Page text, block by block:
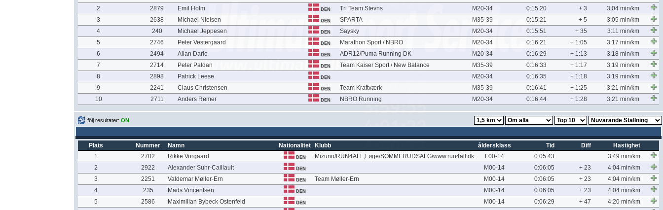
2 2879 Emil Holm DEN Tri Team Stevns M20-34 0:15:20 + 3
3:04 min/km
3
2638 Michael Nielsen DEN SPARTA M35-39 0:15:21 + 5
3:05 min/km
4
240 Michael Jeppesen DEN Saysky M20-34 0:15:51 + 35
3:11 min/km
5
2746 Peter Vestergaard DEN Marathon Sport / NBRO M20-34 0:16:21 + 1:05
3:17 min/km
6
2494 Allan Dario DEN ADR12/Puma Running DK M20-34 0:16:29 + 1:13
3:18 min/km
7
2714 Peter Paldan DEN Team Kaiser Sport / New Balance M35-39 0:16:33 + 1:17
3:19 min/km
8
2898 Patrick Leese DEN M20-34 0:16:35 + 1:18
3:19 min/km
9
2241 Claus Christensen DEN Team Kraftværk M35-39 0:16:41 + 1:25
3:21 min/km
10
2711 Anders Rømer DEN NBRO Running M20-34 0:16:44 + 1:28 3:21 min/km
följ resultater: ON
Plats Nummer Namn Nationalitet Klubb åldersklass Tid Diff
Hastighet
1
2702 Rikke Vorgaard DEN Mizuno/RUN4ALL,Løge/SOMMERUDSALG/www.run4all.dk F00-14 0:05:43
3:49 min/km
2
2922 Alexander Suhr-Caillault DEN M00-14 0:06:05 + 23
4:04 min/km
3
2251 Valdemar Møller-Ern DEN Team Møller-Ern M00-14 0:06:05 + 23
4:04 min/km
4
235 Mads Vincentsen DEN M00-14 0:06:05 + 23
4:04 min/km
5
2586 Maximilian Bybeck Ostenfeld DEN M00-14 0:06:29 + 47
4:20 min/km